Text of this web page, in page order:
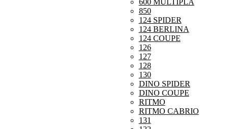
600 MULTIPLA
850
124 SPIDER
124 BERLINA
124 COUPE
126
127
128
130
DINO SPIDER
DINO COUPE
RITMO
RITMO CABRIO
131